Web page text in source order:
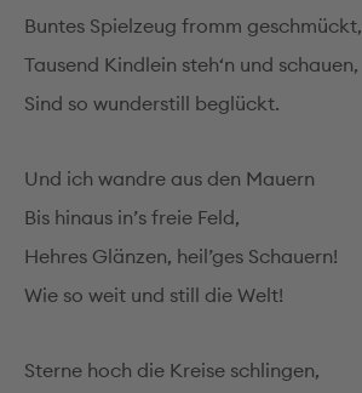
Buntes Spielzeug fromm geschmückt,
Tausend Kindlein steh‘n und schauen,
Sind so wunderstill beglückt.
Und ich wandre aus den Mauern
Bis hinaus in’s freie Feld,
Hehres Glänzen, heil’ges Schauern!
Wie so weit und still die Welt!
Sterne hoch die Kreise schlingen,